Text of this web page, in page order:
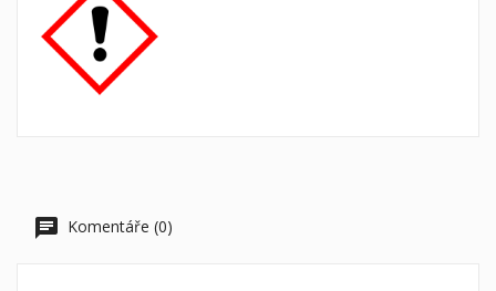
Komentáře (0)